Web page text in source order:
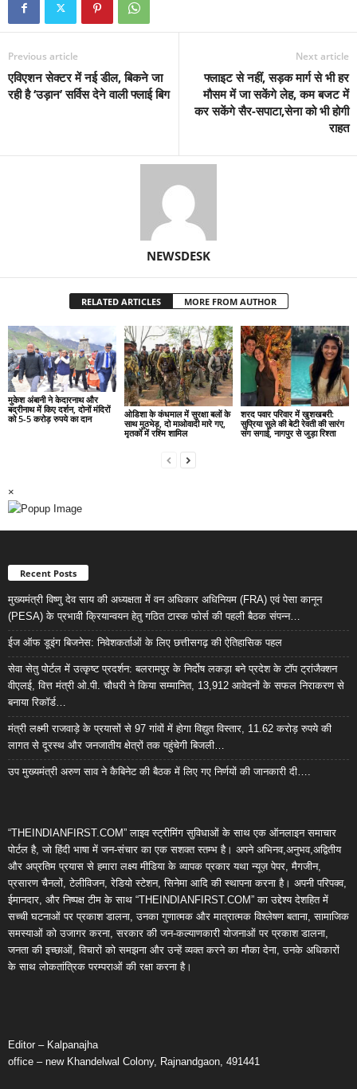
Previous article
एविएशन सेक्टर में नई डील, बिकने जा
रही है ‘उड़ान’ सर्विस देने वाली फ्लाई बिग
Next article
फ्लाइट से नहीं, सड़क मार्ग से भी हर
मौसम में जा सकेंगे लेह, कम बजट में
कर सकेंगे सैर-सपाटा,सेना को भी होगी
राहत
NEWSDESK
RELATED ARTICLES MORE FROM AUTHOR
मुकेश अंबानी ने केदारनाथ और
बद्रीनाथ में किए दर्शन, दोनों मंदिरों
को 5-5 करोड़ रुपये का दान
ओडिशा के कंधमाल में सुरक्षा बलों के
साथ मुठभेड़, दो माओवादी मारे गए,
मृतकों में रश्मि शामिल
शरद पवार परिवार में खुशखबरी:
सुप्रिया सुले की बेटी रेवती की सारंग
संग सगाई, नागपुर से जुड़ा रिश्ता
×
Recent Posts
मुख्यमंत्री विष्णु देव साय की अध्यक्षता में वन अधिकार अधिनियम (FRA) एवं पेसा कानून
(PESA) के प्रभावी क्रियान्वयन हेतु गठित टास्क फोर्स की पहली बैठक संपन्न…
ईज ऑफ डूइंग बिजनेस: निवेशकर्ताओं के लिए छत्तीसगढ़ की ऐतिहासिक पहल
सेवा सेतु पोर्टल में उत्कृष्ट प्रदर्शन: बलरामपुर के निर्दोष लकड़ा बने प्रदेश के टॉप ट्रांजैक्शन
वीएलई, वित्त मंत्री ओ.पी. चौधरी ने किया सम्मानित, 13,912 आवेदनों के सफल निराकरण से
बनाया रिकॉर्ड…
मंत्री लक्ष्मी राजवाड़े के प्रयासों से 97 गांवों में होगा विद्युत विस्तार, 11.62 करोड़ रुपये की
लागत से दूरस्थ और जनजातीय क्षेत्रों तक पहुंचेगी बिजली…
उप मुख्यमंत्री अरुण साव ने कैबिनेट की बैठक में लिए गए निर्णयों की जानकारी दी….
“THEINDIANFIRST.COM” लाइव स्ट्रीमिंग सुविधाओं के साथ एक ऑनलाइन समाचार
पोर्टल है, जो हिंदी भाषा में जन-संचार का एक सशक्त स्तम्भ है। अपने अभिनव,अनुभव,अद्वितीय
और अप्रतिम प्रयास से हमारा लक्ष्य मीडिया के व्यापक प्रकार यथा न्यूज़ पेपर, मैगजीन,
प्रसारण चैनलों, टेलीविजन, रेडियो स्टेशन, सिनेमा आदि की स्थापना करना है। अपनी परिपक्व,
ईमानदार, और निष्पक्ष टीम के साथ “THEINDIANFIRST.COM” का उद्देश्य देशहित में
सच्ची घटनाओं पर प्रकाश डालना, उनका गुणात्मक और मात्रात्मक विश्लेषण बताना, सामाजिक
समस्याओं को उजागर करना, सरकार की जन-कल्याणकारी योजनाओं पर प्रकाश डालना,
जनता की इच्छाओं, विचारों को समझना और उन्हें व्यक्त करने का मौका देना, उनके अधिकारों
के साथ लोकतांत्रिक परम्पराओं की रक्षा करना है।
Editor – Kalpanajha
office – new Khandelwal Colony, Rajnandgaon, 491441